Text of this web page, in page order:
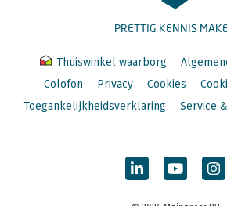
PRETTIG KENNIS
Thuiswinkel waarborg
Colofon
Privacy Cookies
Toegankelijkheidsverklaring
Service